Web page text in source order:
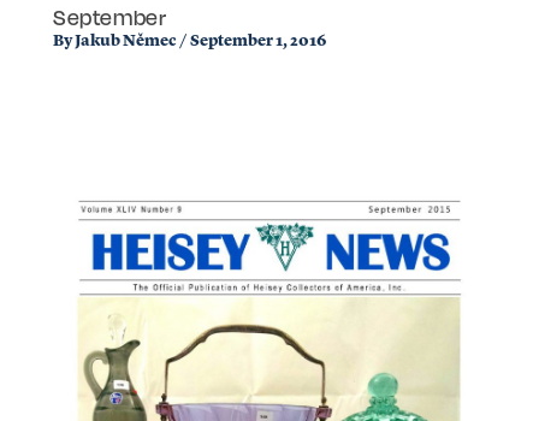
September
ByJakub Němec / September 1, 2016